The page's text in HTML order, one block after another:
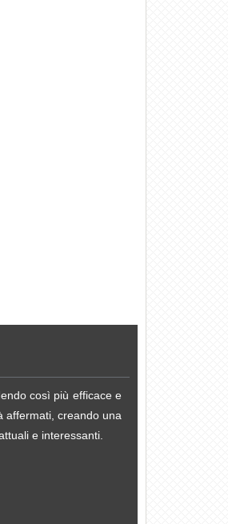
così più efficace e
affermati, creando una
e interessanti.